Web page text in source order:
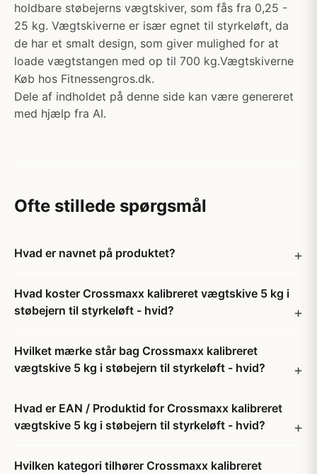
holdbare støbejerns vægtskiver, som fås fra 0,25 -
25 kg. Vægtskiverne er især egnet til styrkeløft, da
de har et smalt design, som giver mulighed for at
loade vægtstangen med op til 700 kg.Vægtskiverne
Køb hos Fitnessengros.dk.
Dele af indholdet på denne side kan være genereret
med hjælp fra AI.
Ofte stillede spørgsmål
Hvad er navnet på produktet?
Hvad koster Crossmaxx kalibreret vægtskive 5 kg i
støbejern til styrkeløft - hvid?
Hvilket mærke står bag Crossmaxx kalibreret
vægtskive 5 kg i støbejern til styrkeløft - hvid?
Hvad er EAN / Produktid for Crossmaxx kalibreret
vægtskive 5 kg i støbejern til styrkeløft - hvid?
Hvilken kategori tilhører Crossmaxx kalibreret